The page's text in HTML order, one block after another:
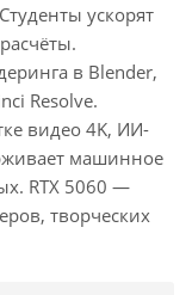
ускорят
в Blender,
Resolve.
видео 4K, ИИ-
машинное
RTX 5060 —
творческих